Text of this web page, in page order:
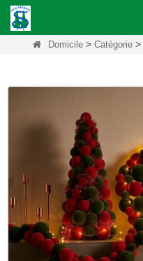
Domicile> Catégorie>